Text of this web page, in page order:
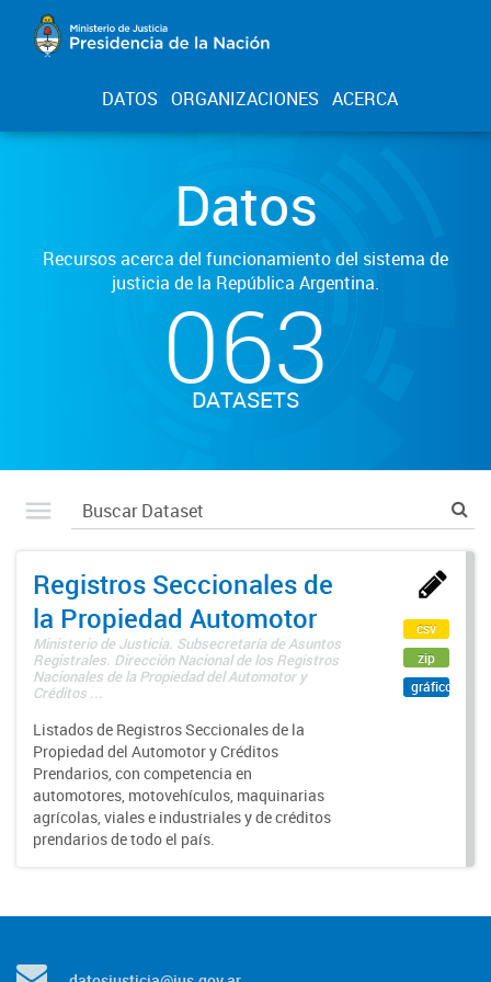
DATOS ORGANIZACIONES ACERCA
Datos
Recursos acerca del funcionamiento del sistema de
justicia de la República Argentina.
063
DATASETS
Registros Seccionales de
la Propiedad Automotor
Ministerio de Justicia. Subsecretaría de Asuntos
Registrales. Dirección Nacional de los Registros
Nacionales de la Propiedad del Automotor y
Créditos ...
Listados de Registros Seccionales de la
Propiedad del Automotor y Créditos
Prendarios, con competencia en
automotores, motovehículos, maquinarias
agrícolas, viales e industriales y de créditos
prendarios de todo el país.
csv
zip
gráfico